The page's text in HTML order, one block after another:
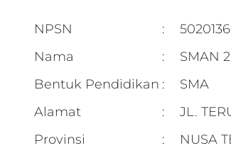
NPSN :
Nama
:
SMAN
Bentuk Pendidikan :
SMA
Alamat
:
JL.
Provinsi
: NUSA